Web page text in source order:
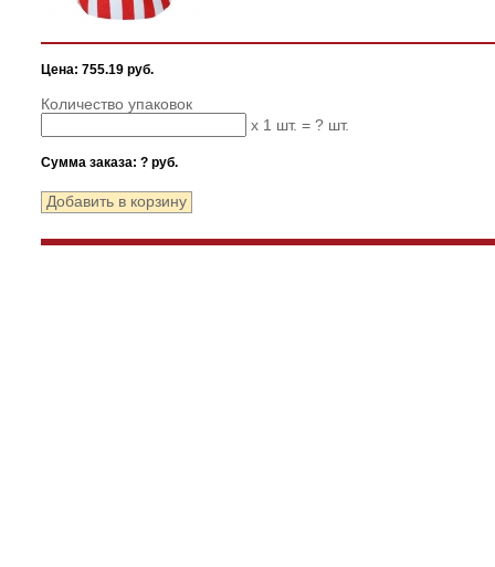
Цена: 755.19 руб.
Количество упаковок
x 1 шт. = ? шт.
Сумма заказа: ? руб.